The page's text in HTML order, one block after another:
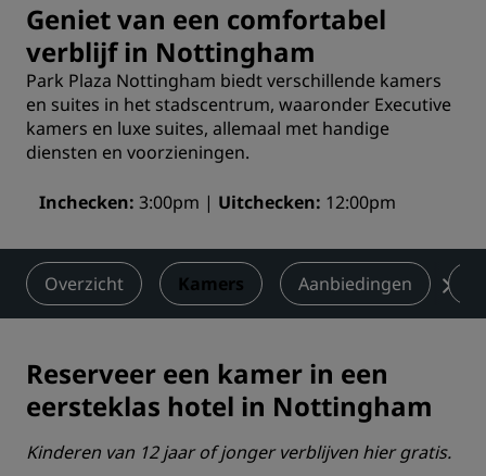
Geniet van een comfortabel
verblijf in Nottingham
Park Plaza Nottingham biedt verschillende kamers
en suites in het stadscentrum, waaronder Executive
kamers en luxe suites, allemaal met handige
diensten en voorzieningen.
Inchecken 3:00pm Uitchecken 12:00pm
Overzicht Kamers Aanbiedingen
Reserveer een kamer in een
eersteklas hotel in Nottingham
Kinderen van 12 jaar of jonger verblijven hier gratis.